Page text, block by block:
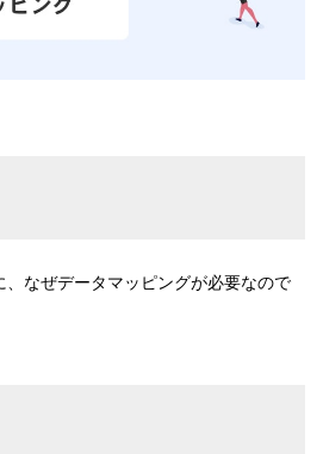
なぜデータマッピングが必要なので